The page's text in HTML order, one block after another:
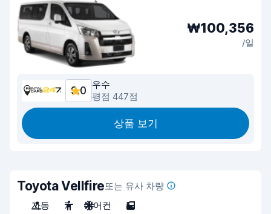
₩100,356
/일
9.0
우수
평점 447점
상품 보기
Toyota Vellfire또는 유사 차량
자동
7 에어컨 5